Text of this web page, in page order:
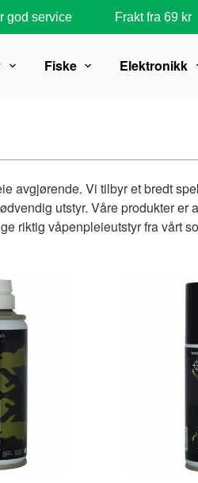
god service Frakt fra 69 kr
Fiske Elektronikk
avgjørende. Vi tilbyr et bredt
utstyr. Våre produkter
riktig våpenpleieutstyr fra vårt